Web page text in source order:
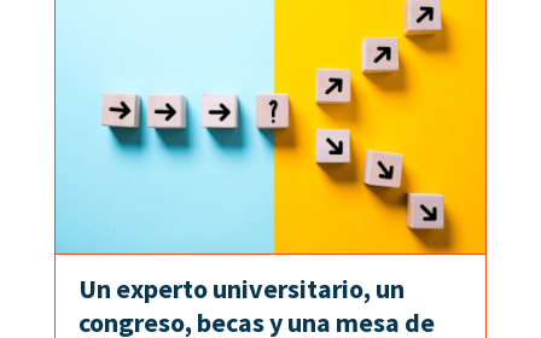
Un experto universitario, un
congreso, becas y una mesa de